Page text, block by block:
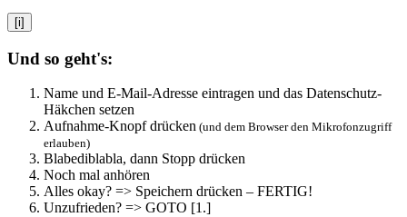
[i]
Und so geht's:
Name und E-Mail-Adresse eintragen und das Datenschutz-
Häkchen setzen
Aufnahme-Knopf drücken (und dem Browser den Mikrofonzugriff
erlauben)
Blabediblabla, dann Stopp drücken
Noch mal anhören
Alles okay? => Speichern drücken – FERTIG!
Unzufrieden? => GOTO [1.]